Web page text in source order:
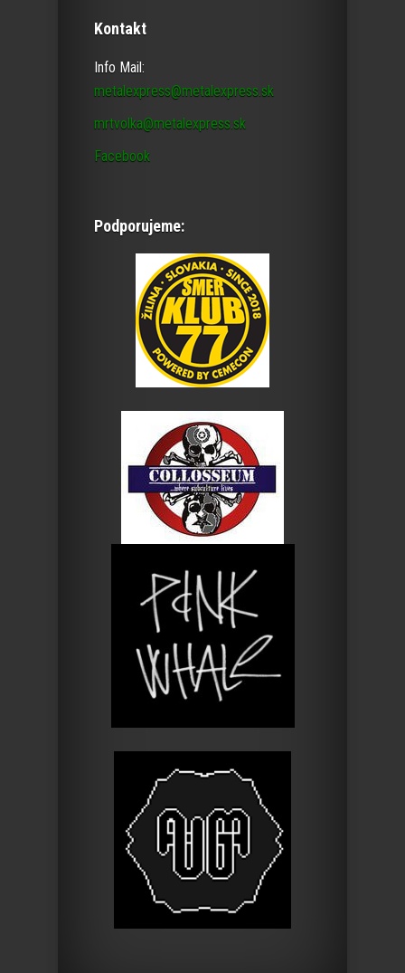
Kontakt
Info Mail:
metalexpress@metalexpress.sk
mrtvolka@metalexpress.sk
Facebook
Podporujeme: